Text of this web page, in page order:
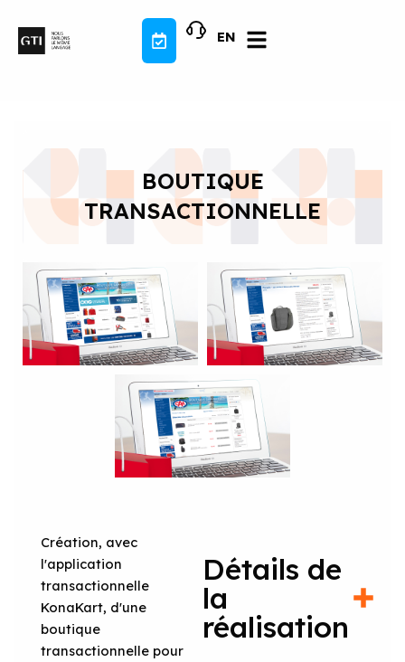
contenu
EN
BOUTIQUE
TRANSACTIONNELLE
Création, avec
l'application
transactionnelle
KonaKart, d'une
boutique
transactionnelle pour
Détails de
la
réalisation